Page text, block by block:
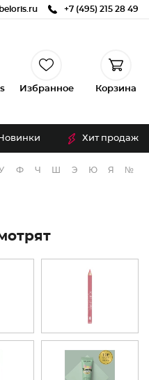
+7 (495) 215 28 49
Избранное Корзина
Хит продаж
Ф Ч Э Ю Я №